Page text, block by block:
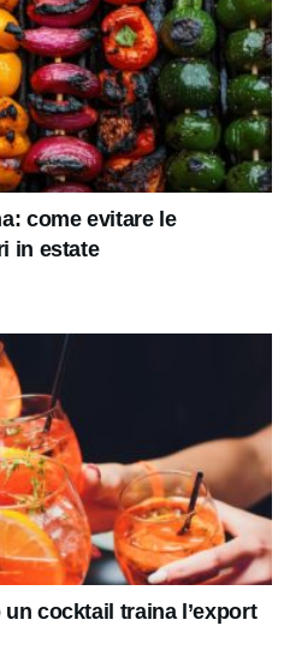
come evitare le
in estate
cocktail traina l’export